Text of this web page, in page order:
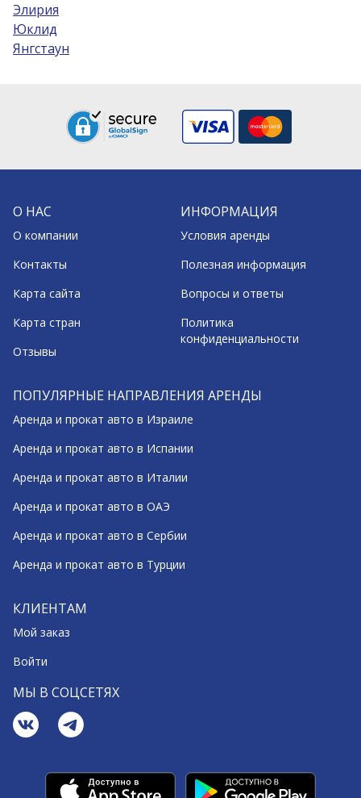
Элирия
Юклид
Янгстаун
О НАС
О компании
Контакты
Карта сайта
Карта стран
Отзывы
ИНФОРМАЦИЯ
Условия аренды
Полезная информация
Вопросы и ответы
Политика
конфиденциальности
ПОПУЛЯРНЫЕ НАПРАВЛЕНИЯ АРЕНДЫ
Аренда и прокат авто в Израиле
Аренда и прокат авто в Испании
Аренда и прокат авто в Италии
Аренда и прокат авто в ОАЭ
Аренда и прокат авто в Сербии
Аренда и прокат авто в Турции
КЛИЕНТАМ
Мой заказ
Войти
МЫ В СОЦСЕТЯХ